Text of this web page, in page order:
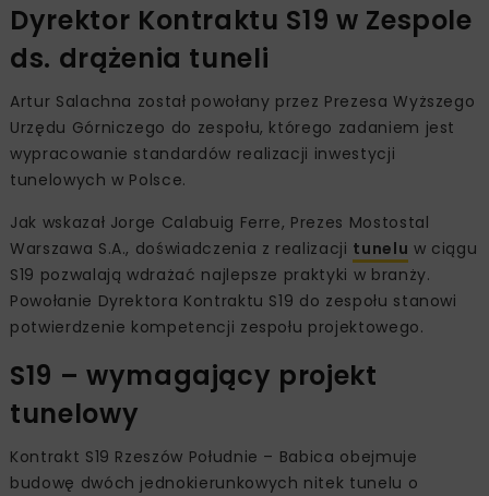
Dyrektor Kontraktu S19 w Zespole
ds. drążenia tuneli
Artur Salachna został powołany przez Prezesa Wyższego
Urzędu Górniczego do zespołu, którego zadaniem jest
wypracowanie standardów realizacji inwestycji
tunelowych w Polsce.
Jak wskazał Jorge Calabuig Ferre, Prezes Mostostal
Warszawa S.A., doświadczenia z realizacji tunelu w ciągu
S19 pozwalają wdrażać najlepsze praktyki w branży.
Powołanie Dyrektora Kontraktu S19 do zespołu stanowi
potwierdzenie kompetencji zespołu projektowego.
S19 – wymagający projekt
tunelowy
Kontrakt S19 Rzeszów Południe – Babica obejmuje
budowę dwóch jednokierunkowych nitek tunelu o